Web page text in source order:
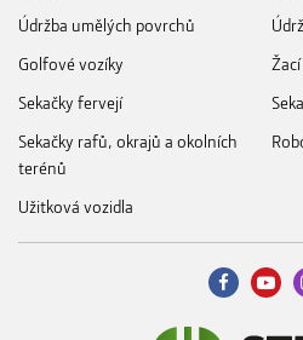
Údržba umělých povrchů
Golfové vozíky
Sekačky fervejí
Sekačky rafů, okrajů a okolních
terénů
Užitková vozidla